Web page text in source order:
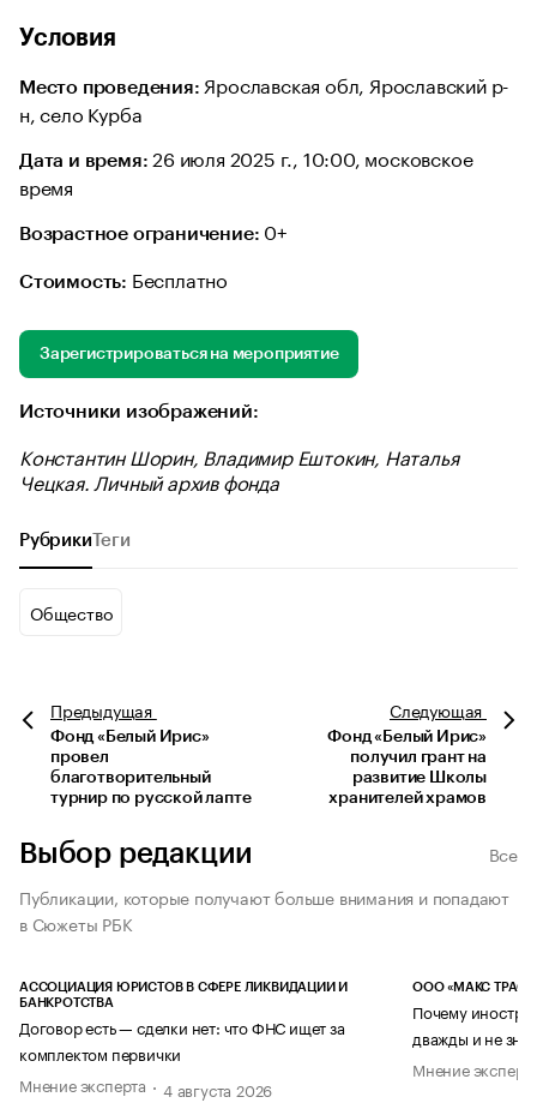
Условия
Место проведения: Ярославская обл, Ярославский р-
н, село Курба
Дата и время: 26 июля 2025 г., 10:00, московское
время
Возрастное ограничение: 0+
Стоимость: Бесплатно
Зарегистрироваться на мероприятие
Источники изображений:
Константин Шорин, Владимир Ештокин, Наталья
Чецкая. Личный архив фонда
Рубрики Теги
Общество
Предыдущая
Фонд «Белый Ирис»
провел
благотворительный
турнир по русской лапте
Следующая
Фонд «Белый Ирис»
получил грант на
развитие Школы
хранителей храмов
Выбор редакции
Все
Публикации, которые получают больше внимания и попадают
в Сюжеты РБК
АССОЦИАЦИЯ ЮРИСТОВ В СФЕРЕ ЛИКВИДАЦИИ И
БАНКРОТСТВА
Договор есть — сделки нет: что ФНС ищет за
комплектом первички
Мнение эксперта
4 августа 2026
ООО «МАКС ТРАСТ»
Почему
дважды и не
Мнение